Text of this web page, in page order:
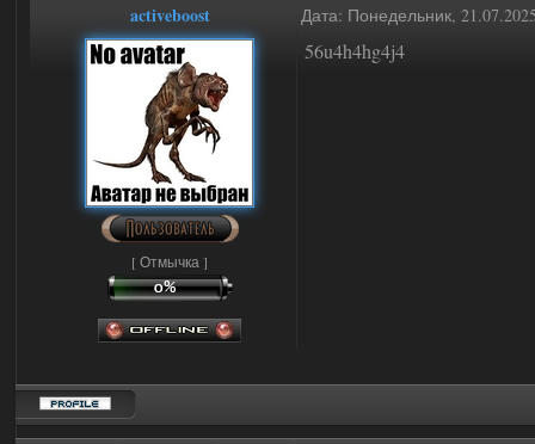
activeboost Дата: Понедельник,
[ Отмычка ]
56u4h4hg4j4